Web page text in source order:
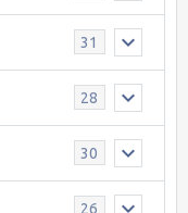
31
28
30
26